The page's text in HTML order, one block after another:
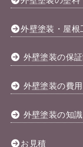
外壁塗装・屋根
外壁塗装の保
外壁塗装の費用
外壁塗装の知識
お見積